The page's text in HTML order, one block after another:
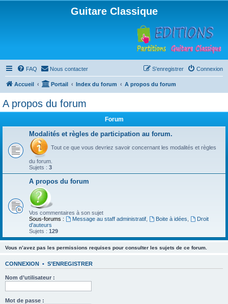
Guitare Classique
FAQ Nous contacter Connexion
S’enregistrer
Accueil Portail Index du forum A propos du forum
A propos du forum
Forum
Modalités et règles de participation au forum.
Tout ce que vous devriez savoir concernant les modalités et règles
du forum.
Sujets : 3
A propos du forum
Vos commentaires à son sujet
Sous-forums :
Message au staff administratif, Boite à idées
Droit
d'auteurs
Sujets : 129
Vous n’avez pas les permissions requises pour consulter les sujets de ce forum.
CONNEXION • S’ENREGISTRER
Nom d’utilisateur :
Mot de passe :